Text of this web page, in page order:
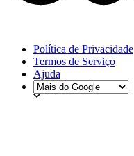
Política de Privacidade
Termos de Serviço
Ajuda